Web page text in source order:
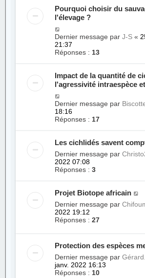
Pourquoi choisir du
l'élevage ?
Dernier message parJ-S «
21:37
Réponses : 13
Impact de la quantité de
l'agressivité intraespèce
Dernier message par
18:16
Réponses : 17
Les cichlidés savent
Dernier message par
2022 07:08
Réponses :3
Projet Biotope africain
Dernier message par
2022 19:12
Réponses :27
Protection des espèces
Dernier message par
janv. 2022 16:13
Réponses : 10